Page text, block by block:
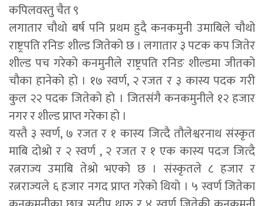
कपिलवस्तु चैत ९
लगातार चौथो बर्ष पनि प्रथम हुदै कनकमुनी उमाबिले चौथो
राष्ट्रपति रनिङ शील्ड जितेको छ । लगातार ३ पटक कप जितेर
शील्ड पच गरेको कनमुनीले राष्ट्रपति रनिङ शील्डमा जीतको
चौका हानेको हो । १७ स्वर्ण, २ रजत र ३ कास्य पदक गरी
कुल २२ पदक जितेको हो । जितसंंगै कनकमुनीले १२ हजार
नगर र शील्ड प्राप्त गरेका हो ।
यस्तै ३ स्वर्ण, ७ रजत र १ कास्य जित्दै तौलेश्वरनाथ संस्कृत
माबि दोश्रो र २ स्वर्ण , २ रजत र १ एक कास्य पदज जित्दै
रत्नराज्य उमाबि तेश्रो भएको छ । संस्कृतले ८ हजार र
रत्नराज्यले ६ हजार नगद प्राप्त गरेको थियो । ५ स्वर्ण जितेका